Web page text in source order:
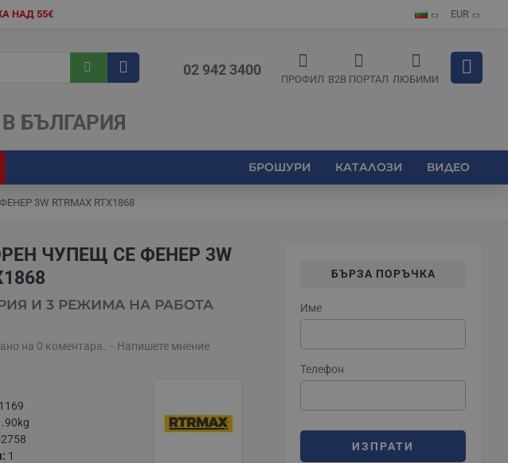
НАД 55€ EUR
02 942 3400
ПРОФИЛ B2B ПОРТАЛ ЛЮБИМИ
БЪЛГАРИЯ
БРОШУРИ КАТАЛОЗИ ВИДЕО
3W RTRMAX RTX1868
ЧУПЕЩ СЕ ФЕНЕР 3W
И 3 РЕЖИМА НА РАБОТА
1
на 0 коментара. - Напишете мнение
БЪРЗА ПОРЪЧКА
Име
Телефон
ИЗПРАТИ